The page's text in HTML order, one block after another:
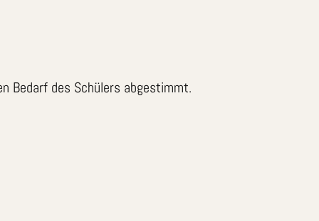
Bedarf des Schülers abgestimmt.